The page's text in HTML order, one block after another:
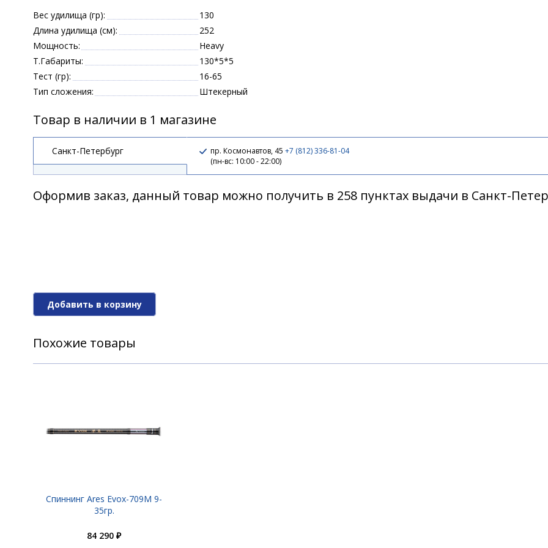
Вес удилища (гр):
130
Длина удилища (см):
252
Мощность:
Heavy
Т.Габариты:
130*5*5
Тест (гр):
16-65
Тип сложения:
Штекерный
Товар в наличии в 1 магазине
Санкт-Петербург пр. Космонавтов, 45 +7 (812) 336-81-04
(пн-вс: 10:00 - 22:00)
Оформив заказ, данный товар можно получить в 258 пунктах выдачи в Санкт-
Добавить в корзину
Похожие товары
Спиннинг Ares Evox-709M 9-
35гр.
84 290 ₽